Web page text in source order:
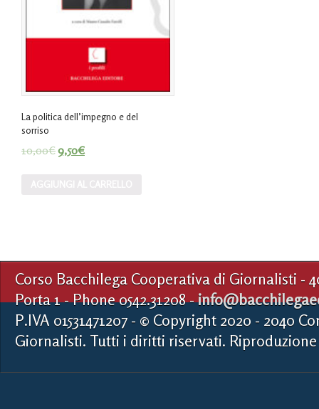
La politica dell’impegno e del
sorriso
10,00€9,50€
Corso Bacchilega Cooperativa di Giornalisti -
Porta 1 - Phone 0542.31208 -
P.IVA 01531471207 - © Copyright 2020 - 2040
Giornalisti. Tutti i diritti riservati.